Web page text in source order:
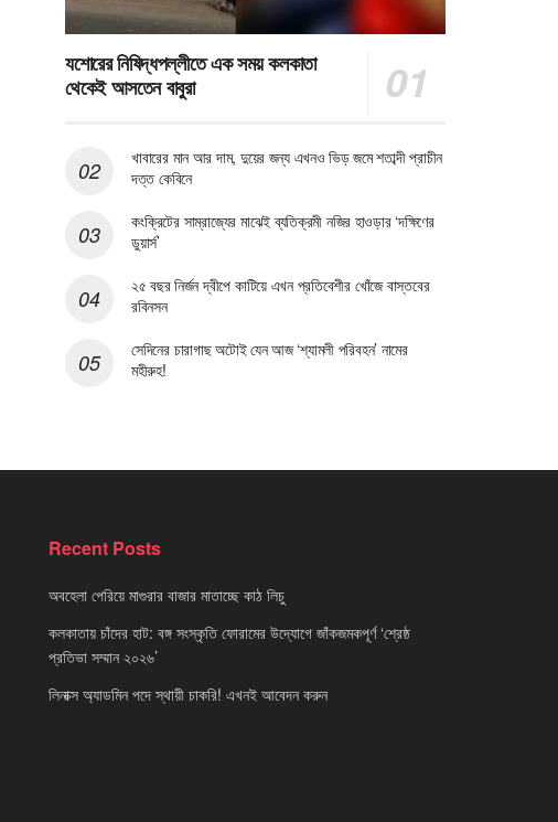
যশোরের নিষিদ্ধপল্লীতে এক সময় কলকাতা
থেকেই আসতেন বাবুরা
খাবারের মান আর দাম, দুয়ের জন্য এখনও ভিড় জমে শতাব্দী প্রাচীন
দত্ত কেবিনে
কংক্রিটের সাম্রাজ্যের মাঝেই ব্যতিক্রমী নজির হাওড়ার ‘দক্ষিণের
ডুয়ার্স’
২৫ বছর নির্জন দ্বীপে কাটিয়ে এখন প্রতিবেশীর খোঁজে বাস্তবের
রবিনসন
সেদিনের চারাগাছ অটোই যেন আজ ‘শ্যামলী পরিবহন’ নামের
মহীরুহ!
Recent Posts
অবহেলা পেরিয়ে মাগুরার বাজার মাতাচ্ছে কাঠ লিচু
কলকাতায় চাঁদের হাট: বঙ্গ সংস্কৃতি ফোরামের উদ্যোগে জাঁকজমকপূর্ণ ‘শ্রেষ্ঠ
প্রতিভা সম্মান ২০২৬’
লিনাক্স অ্যাডমিন পদে স্থায়ী চাকরি! এখনই আবেদন করুন